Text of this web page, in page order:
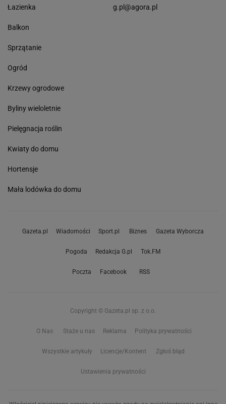
Łazienka
Balkon
Sprzątanie
Ogród
Krzewy ogrodowe
Byliny wieloletnie
Pielęgnacja roślin
Kwiaty do domu
Hortensje
Mała lodówka do domu
g.pl@agora.pl
Gazeta.pl Wiadomości Sport.pl Biznes Gazeta Wyborcza
Pogoda Redakcja G.pl Tok.FM
Poczta Facebook RSS
Copyright © Gazeta.pl sp. z o.o.
O Nas Staże u nas Reklama Polityka prywatności
Wszystkie artykuły Licencje/Kontent Zgłoś błąd
Ustawienia prywatności